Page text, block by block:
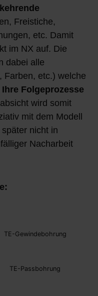
Freistiche,
etc. Damit
im NX auf. Die
dabei alle
Farben, etc.) welche
Folgeprozesse
wird somit
mit dem Modell
nicht in
Nacharbeit
TE-Gewindebohrung
TE-Passbohrung